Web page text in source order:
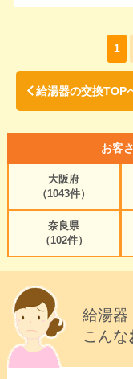
1
給湯器の交換TOP
お客
大阪府
（1043件）
奈良県
（102件）
給湯器
こんな